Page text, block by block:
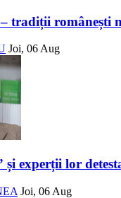
– tradiții românești
Joi, 06 Aug
și experții lor
Joi, 06 Aug